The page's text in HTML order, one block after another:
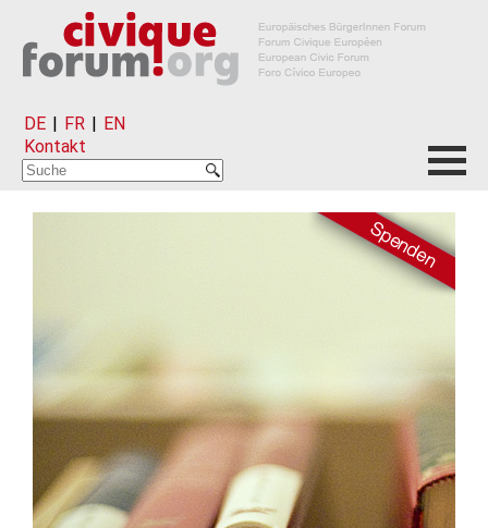
DE | FR | EN
Kontakt